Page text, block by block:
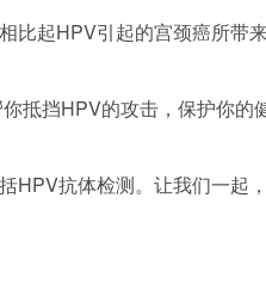
比起HPV引起的宫颈癌所带
抵挡HPV的攻击，保护你的
HPV抗体检测。让我们一起，